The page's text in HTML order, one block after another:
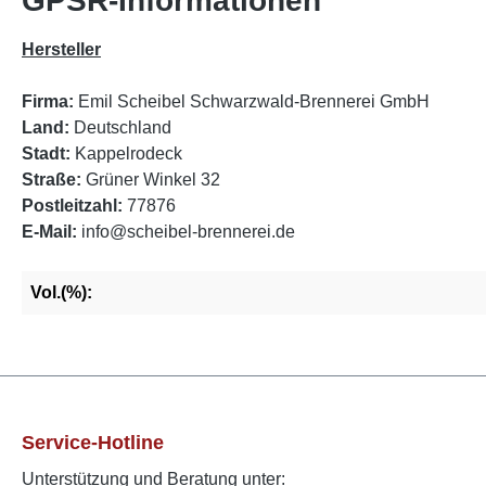
Hersteller
Firma: Emil Scheibel Schwarzwald-Brennerei GmbH
Land: Deutschland
Stadt: Kappelrodeck
Straße: Grüner Winkel 32
Postleitzahl: 77876
E-Mail: info@scheibel-brennerei.de
Vol.(%):
Service-Hotline
Unterstützung und Beratung unter: